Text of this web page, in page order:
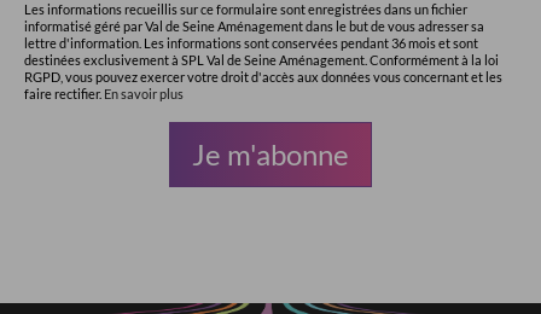
Les informations recueillis sur ce formulaire sont enregistrées dans un fichier
informatisé géré par Val de Seine Aménagement dans le but de vous adresser sa
lettre d'information. Les informations sont conservées pendant 36 mois et sont
destinées exclusivement à SPL Val de Seine Aménagement. Conformément à la loi
RGPD, vous pouvez exercer votre droit d'accès aux données vous concernant et les
faire rectifier. En savoir plus